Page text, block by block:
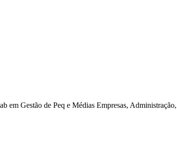
em Gestão de Peq e Médias Empresas,